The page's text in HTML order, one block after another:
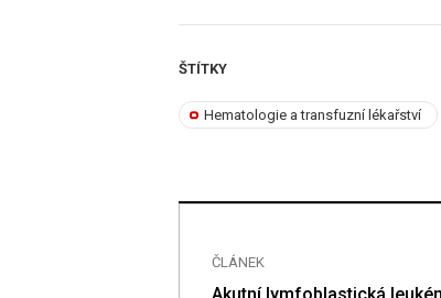
ŠTÍTKY
Hematologie a transfuzní lékařství
ČLÁNEK